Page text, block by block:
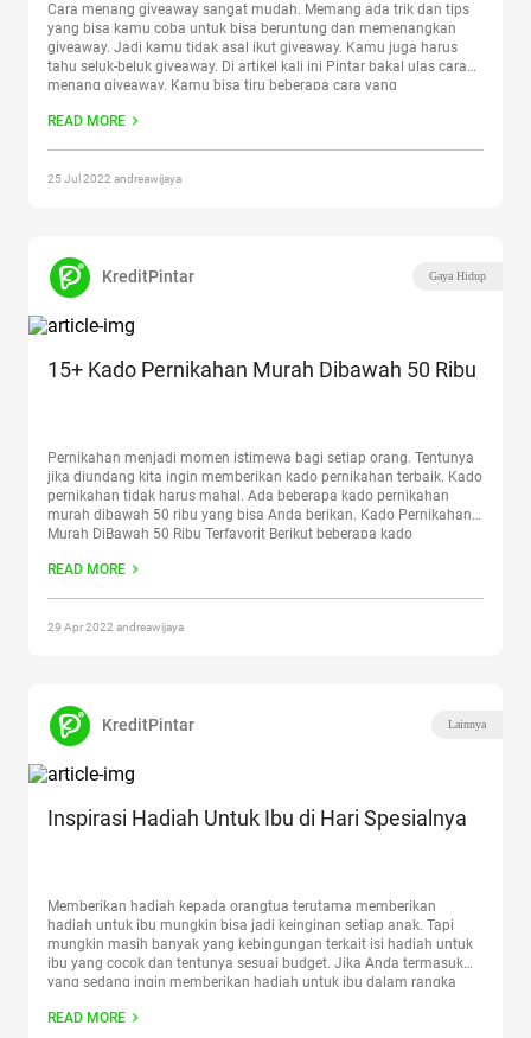
Cara menang giveaway sangat mudah. Memang ada trik dan tips
yang bisa kamu coba untuk bisa beruntung dan memenangkan
giveaway. Jadi kamu tidak asal ikut giveaway. Kamu juga harus
tahu seluk-beluk giveaway. Di artikel kali ini Pintar bakal ulas cara
menang giveaway. Kamu bisa tiru beberapa cara yang
“Cara Menang Giveaway, Mudah dan Dijamin Hoki!”
READ MORE
25 Jul 2022 andreawijaya
KreditPintar Gaya Hidup
15+ Kado Pernikahan Murah Dibawah 50 Ribu
Pernikahan menjadi momen istimewa bagi setiap orang. Tentunya
jika diundang kita ingin memberikan kado pernikahan terbaik. Kado
pernikahan tidak harus mahal. Ada beberapa kado pernikahan
murah dibawah 50 ribu yang bisa Anda berikan. Kado Pernikahan
Murah DiBawah 50 Ribu Terfavorit Berikut beberapa kado
Makan Anda bisa tampak beda
READ MORE
29 Apr 2022 andreawijaya
KreditPintar Lainnya
Inspirasi Hadiah Untuk Ibu di Hari Spesialnya
Memberikan hadiah kepada orangtua terutama memberikan
hadiah untuk ibu mungkin bisa jadi keinginan setiap anak. Tapi
mungkin masih banyak yang kebingungan terkait isi hadiah untuk
ibu yang cocok dan tentunya sesuai budget. Jika Anda termasuk
yang sedang ingin memberikan hadiah untuk ibu dalam rangka
iniContinue reading
READ MORE